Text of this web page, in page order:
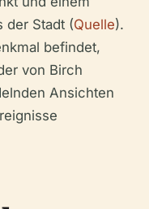
der Stadt (Quelle).
befindet,
von Birch
Ansichten